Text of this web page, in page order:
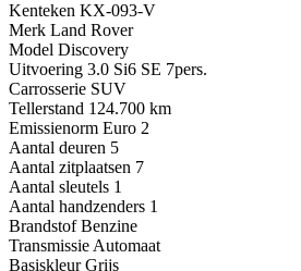
Kenteken KX-093-V
Merk Land Rover
Model Discovery
Uitvoering 3.0 Si6 SE 7pers.
Carrosserie SUV
Tellerstand 124.700 km
Emissienorm Euro 2
Aantal deuren 5
Aantal zitplaatsen 7
Aantal sleutels 1
Aantal handzenders 1
Brandstof Benzine
Transmissie Automaat
Basiskleur Grijs